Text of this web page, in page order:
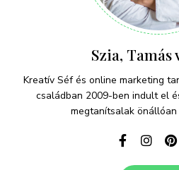
Szia, Tamás
Kreatív Séf és online marketing
családban 2009-ben indult el
megtanítsalak